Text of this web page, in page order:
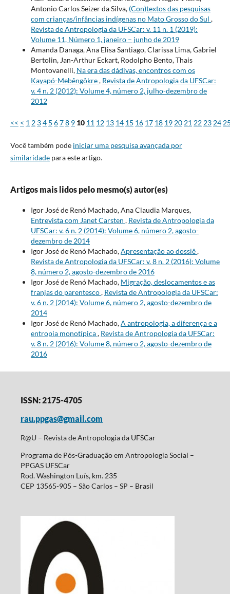
Antonio Carlos Seizer da Silva, (Con)textos das pesquisas
com crianças/infâncias indígenas no Mato Grosso do Sul ,
Revista de Antropologia da UFSCar: v. 11 n. 1 (2019):
Volume 11, Número 1, janeiro – junho de 2019
Amanda Danaga, Ana Elisa Santiago, Clarissa Lima, Gabriel
Bertolin, Jan-Arthur Eckart, Rodolpho Bento, Thais
Montovanelli, Na era das dádivas, encontros com os
Kayapó-Mebêngôkre, Revista de Antropologia da UFSCar:
v. 4 n. 2 (2012): Volume 4, número 2, julho-dezembro de
2012
<< < 1 2 34 5 678 9 10 11 12 13 14 15 16 17 18 19 20 21 22 23 24
Você também pode iniciar uma pesquisa avançada por
similaridadepara este artigo.
Artigos mais lidos pelo mesmo(s) autor(es)
Igor José de Renó Machado, Ana Claudia Marques,
Entrevista com Janet Carsten , Revista de Antropologia da
UFSCar: v. 6 n. 2 (2014): Volume 6, número 2, agosto-
dezembro de 2014
Igor José de Renó Machado,Apresentação ao dossiê,
Revista de Antropologia da UFSCar: v. 8 n. 2 (2016): Volume
8, número 2, agosto-dezembro de 2016
Igor José de Renó Machado, Migração, deslocamentos e as
franjas do parentesco, Revista de Antropologia da UFSCar:
v. 6 n. 2 (2014): Volume 6, número 2, agosto-dezembro de
2014
Igor José de Renó Machado,A antropologia, a diferença e a
entropia monotípica, Revista de Antropologia da UFSCar:
v. 8 n. 2 (2016): Volume 8, número 2, agosto-dezembro de
2016
ISSN: 2175-4705
rau.ppgas@gmail.com
R@U – Revista de Antropologia da UFSCar
Programa de Pós-Graduação em Antropologia Social –
PPGAS UFSCar
Rod. Washington Luís, km. 235
CEP 13565-905 – São Carlos – SP – Brasil